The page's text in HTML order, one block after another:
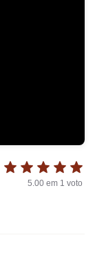
5.00 em 1 voto